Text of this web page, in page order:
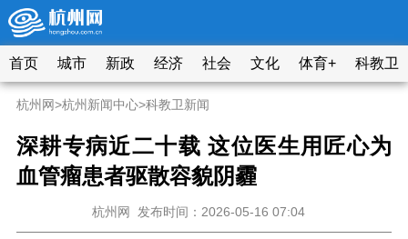
首页 城市 新政 经济 社会 文化 体育+ 科教卫
杭州网>杭州新闻中心>科教卫新闻
深耕专病近二十载 这位医生用匠心为
血管瘤患者驱散容貌阴霾
杭州网 发布时间：2026-05-16 07:04